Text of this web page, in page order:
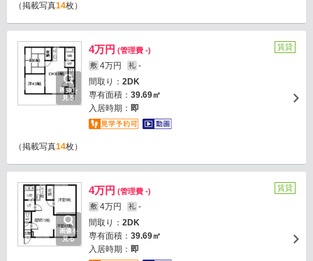
（掲載写真14枚）
画像を
見る
4万円 (管理費 -)
敷 4万円 礼 -
間取り： 2DK
専有面積： 39.69㎡
入居時期： 即
賃貸
（掲載写真14枚）
画像を
見る
4万円 (管理費 -)
敷 4万円 礼 -
間取り： 2DK
専有面積： 39.69㎡
入居時期： 即
賃貸